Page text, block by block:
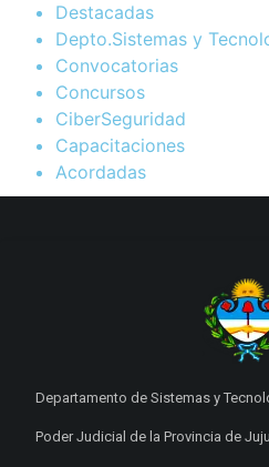
Destacadas
Depto.Sistemas y
Convocatorias
Concursos
CiberSeguridad
Capacitaciones
Acordadas
Departamento de Sistemas y
Poder Judicial de la Provincia de